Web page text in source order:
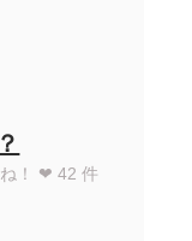
！ ❤︎ 42 件